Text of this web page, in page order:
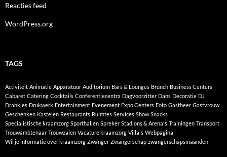
Reacties feed
WordPress.org
TAGS
Activiteit Animatie Apparatuur Auditorium Bars & Lounges Brunch Business Centers
Cabaret Catering Cocktails Conferentiecentra Dagvoorzitter Dans Decoratie DJ
Drankjes Drukwerk Entertainment Evenement Expo Centers Foto Gastheer Gastvrouw
Geschenken Kastelen Restaurants Ruimtes Services Show Snacks
Specialistische kraamzorg Sporthallen Spreker Stadions & Arena's Trainingen Transport
Trouwambtenaar Trouwzalen Vacature kraamzorg Villa's Webpagina
Wil je informatie over kraamzorg Zwanger Zwangerschap zwangerschapsmaanden